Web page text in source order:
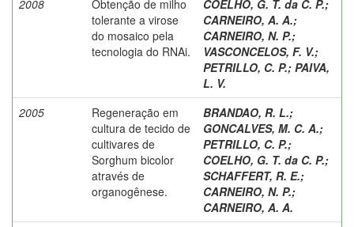
2008
Obtenção de milho
tolerante a virose
do mosaico pela
tecnologia do RNAi.
COELHO, G. T. da C. P.;
CARNEIRO, A. A.;
CARNEIRO, N. P.;
VASCONCELOS, F. V.;
PETRILLO, C. P.; PAIVA,
L. V.
2005
Regeneração em
cultura de tecido de
cultivares de
Sorghum bicolor
através de
organogênese.
BRANDAO, R. L.;
GONCALVES, M. C. A.;
PETRILLO, C. P.;
COELHO, G. T. da C. P.;
SCHAFFERT, R. E.;
CARNEIRO, N. P.;
CARNEIRO, A. A.